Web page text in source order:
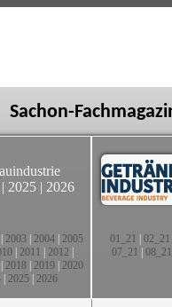
Sachon-
| 2025 | 2026
2003 2004 2005
2011 2012
2018 2019 2020
| 2025| 2026
01_21 02_21
07_21
08_21